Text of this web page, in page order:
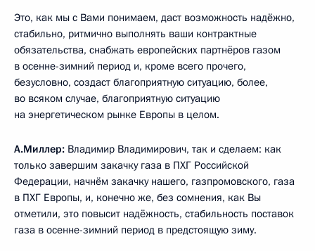
Это, как мы с Вами понимаем, даст возможность надёжно,
стабильно, ритмично выполнять ваши контрактные
обязательства, снабжать европейских партнёров газом
в осенне-зимний период и, кроме всего прочего,
безусловно, создаст благоприятную ситуацию, более,
во всяком случае, благоприятную ситуацию
на энергетическом рынке Европы в целом.
А.Миллер: Владимир Владимирович, так и сделаем: как
только завершим закачку газа в ПХГ Российской
Федерации, начнём закачку нашего, газпромовского, газа
в ПХГ Европы, и, конечно же, без сомнения, как Вы
отметили, это повысит надёжность, стабильность поставок
газа в осенне-зимний период в предстоящую зиму.